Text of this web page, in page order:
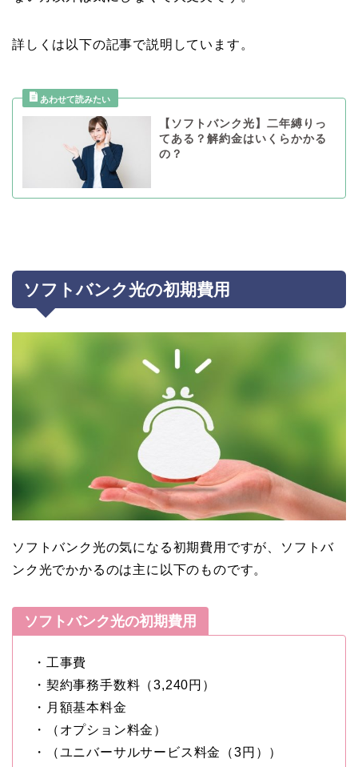
詳しくは以下の記事で説明しています。
【ソフトバンク光】二年縛りっ
てある？解約金はいくらかかる
の？
ソフトバンク光の初期費用
ソフトバンク光の気になる初期費用ですが、ソフトバ
ンク光でかかるのは主に以下のものです。
ソフトバンク光の初期費用
・工事費
・契約事務手数料（3,240円）
・月額基本料金
・（オプション料金）
・（ユニバーサルサービス料金（3円））